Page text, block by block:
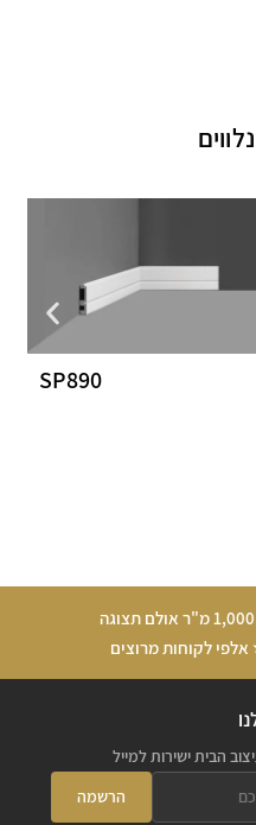
SP890
אלפי לקוחות מרוצים
הבית ישירות למייל
הרשמה